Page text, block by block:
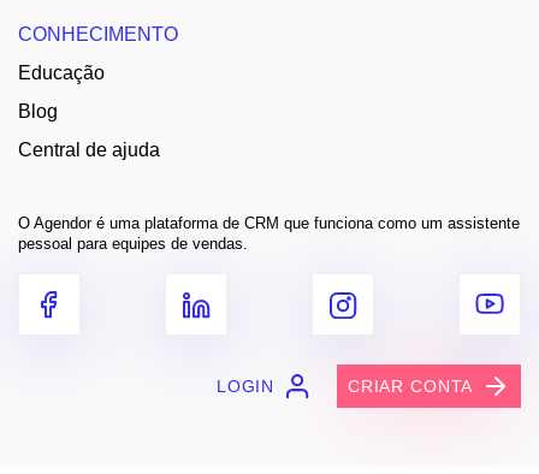
CONHECIMENTO
Educação
Blog
Central de ajuda
O Agendor é uma plataforma de CRM que funciona como um assistente
pessoal para equipes de vendas.
LOGIN CRIAR CONTA